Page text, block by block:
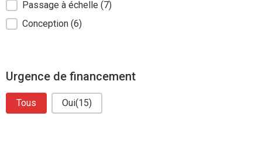
Passage à échelle (7)
Conception (6)
Urgence de financement
Solutions fincancement
Tous Oui(15)